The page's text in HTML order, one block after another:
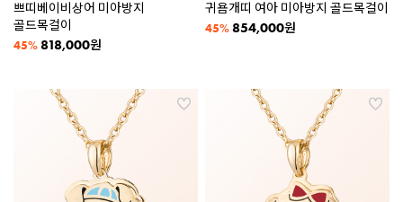
쁘띠베이비상어 미아방지
골드목걸이
45% 818,000원
귀욤개띠 여아 미아방지 골드목걸이
45% 854,000원